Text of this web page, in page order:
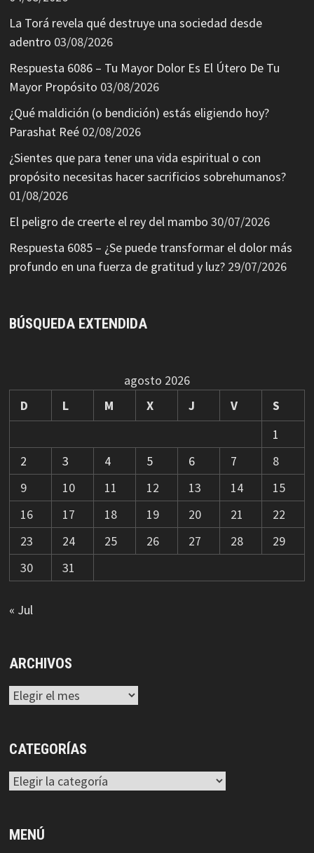
La Torá revela qué destruye una sociedad desde
adentro 03/08/2026
Respuesta 6086 – Tu Mayor Dolor Es El Útero De Tu
Mayor Propósito 03/08/2026
¿Qué maldición (o bendición) estás eligiendo hoy?
Parashat Reé 02/08/2026
¿Sientes que para tener una vida espiritual o con
propósito necesitas hacer sacrificios sobrehumanos?
01/08/2026
El peligro de creerte el rey del mambo 30/07/2026
Respuesta 6085 – ¿Se puede transformar el dolor más
profundo en una fuerza de gratitud y luz? 29/07/2026
BÚSQUEDA EXTENDIDA
agosto 2026
D
L M X J V
S
1
2
3 4 5 6 7
8
9
10 11 12 13 14
15
16
17 18 19 20 21
22
23
24 25 26 27 28
29
30
31
« Jul
ARCHIVOS
Archivos
CATEGORÍAS
Categorías
MENÚ